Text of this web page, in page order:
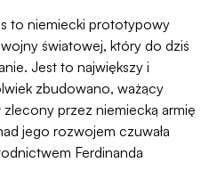
to niemiecki prototypowy
światowej, który do dziś
Jest to największy i
zbudowano, ważący
zlecony przez niemiecką armię
jego rozwojem czuwała
Ferdinanda